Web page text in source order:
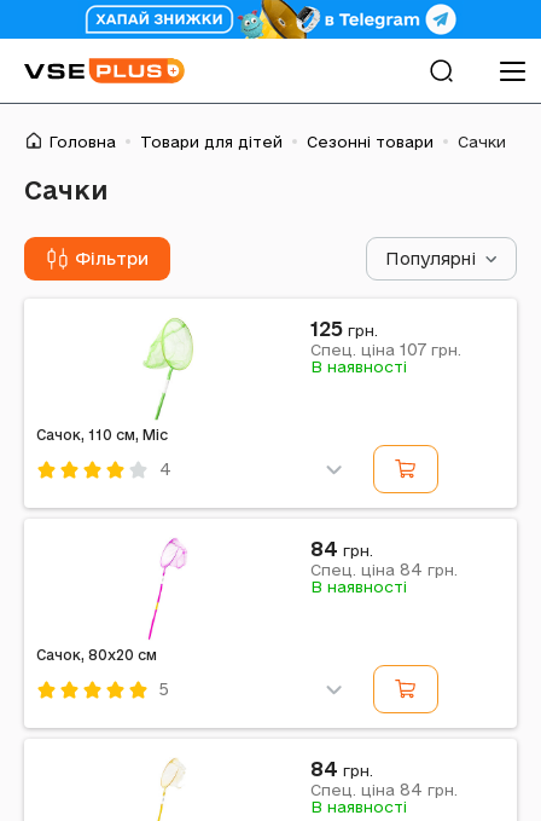
Головна Товари для дітей Сезонні товари Сачки
Сачки
Фільтри Популярні
Сачок, 110 см, Mic
4
Комбінований
Примітка: Упаковка: Без упаковки | Вага в упаковці:
85 г | Габарити в упаковці: 110 x 23 x 1 см | Габарити
без упаковки: 110 x 23 x 1 см | Країна...
125 грн.
Спец. ціна 107 грн.
В наявності
Сачок, 80x20 см
5
Примітка: Габарити в упаковці: 20 x 80 x 1 см |
Габарити без упаковки: 20 x 80 x 1 см
84 грн.
Спец. ціна 84 грн.
В наявності
84 грн.
Спец. ціна 84 грн.
В наявності